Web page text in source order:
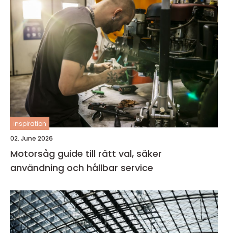
inspiration
02. June 2026
Motorsåg guide till rätt val, säker
användning och hållbar service